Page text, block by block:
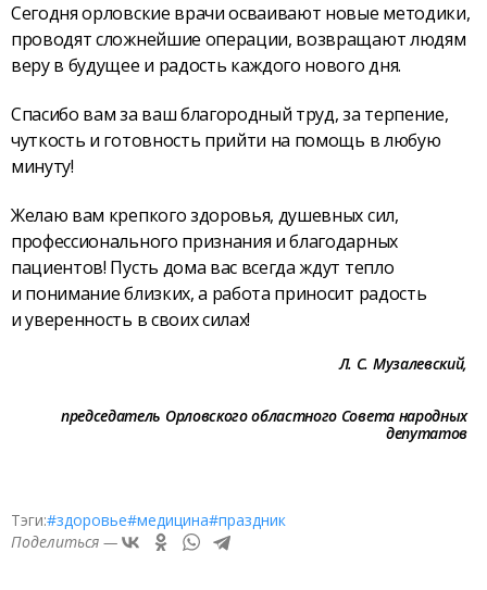
Сегодня орловские врачи осваивают новые методики,
проводят сложнейшие операции, возвращают людям
веру в будущее и радость каждого нового дня.
Спасибо вам за ваш благородный труд, за терпение,
чуткость и готовность прийти на помощь в любую
минуту!
Желаю вам крепкого здоровья, душевных сил,
профессионального признания и благодарных
пациентов! Пусть дома вас всегда ждут тепло
и понимание близких, а работа приносит радость
и уверенность в своих силах!
Л. С. Музалевский,
председатель Орловского областного Cовета народных
депутатов
Тэги:#здоровье#медицина#праздник
Поделиться —